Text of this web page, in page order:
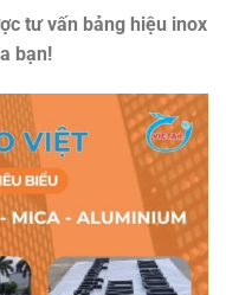
tư vấn bảng hiệu inox
bạn!